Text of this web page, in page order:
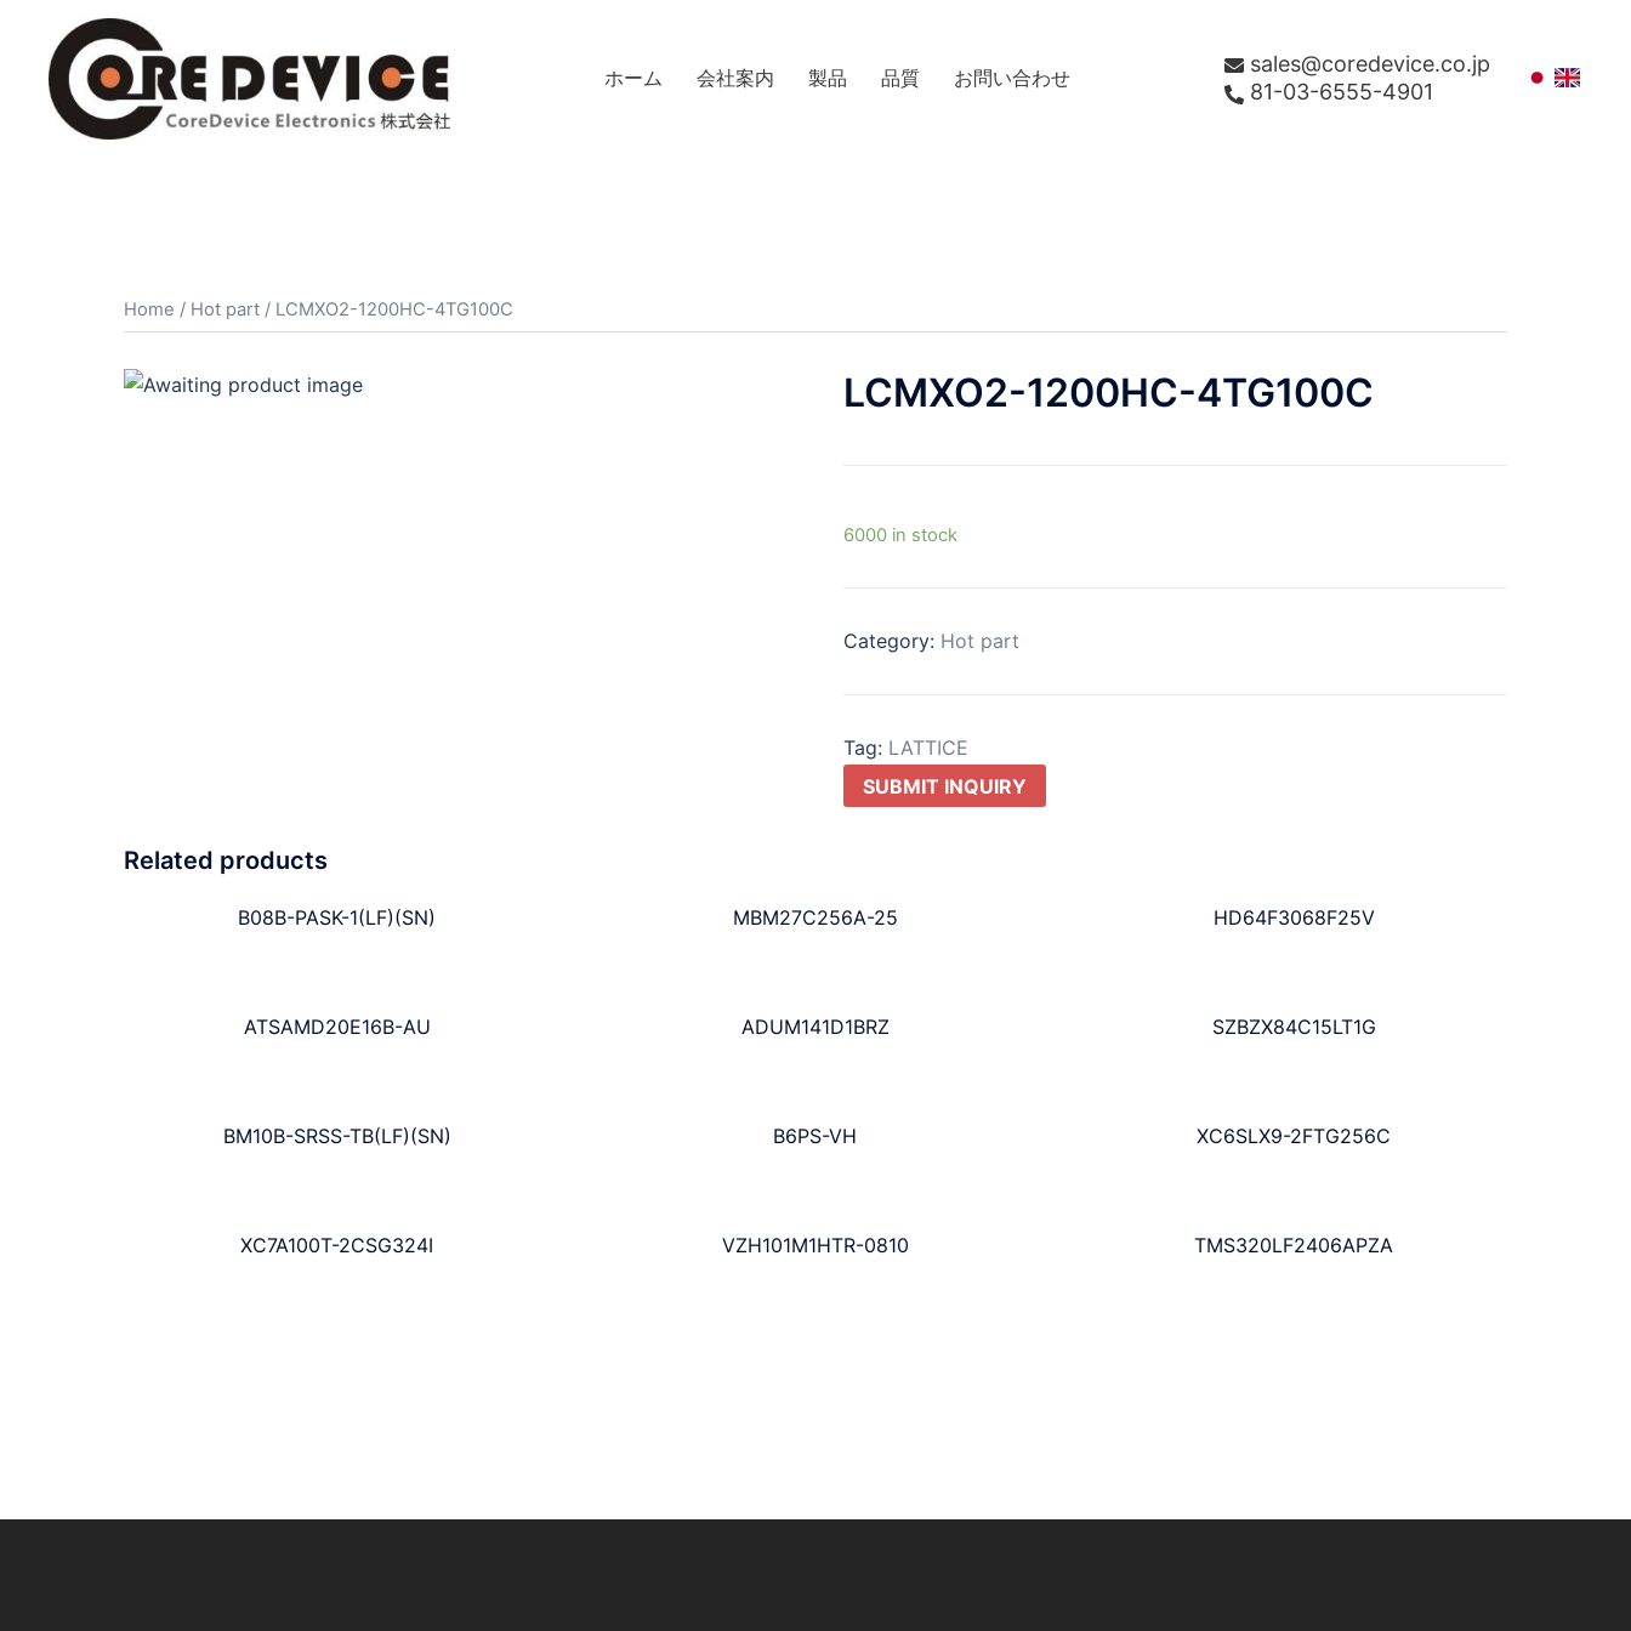
ホーム 会社案内 製品 品質 お問い合わせ
sales@coredevice.co.jp
81-03-6555-4901
Home / Hot part / LCMXO2-1200HC-4TG100C
LCMXO2-1200HC-4TG100C
6000 in stock
Category: Hot part
Tag: LATTICE
SUBMIT INQUIRY
Related products
B08B-PASK-1(LF)(SN) MBM27C256A-25 HD64F3068F25V
ATSAMD20E16B-AU ADUM141D1BRZ SZBZX84C15LT1G
BM10B-SRSS-TB(LF)(SN) B6PS-VH XC6SLX9-2FTG256C
XC7A100T-2CSG324I VZH101M1HTR-0810 TMS320LF2406APZA